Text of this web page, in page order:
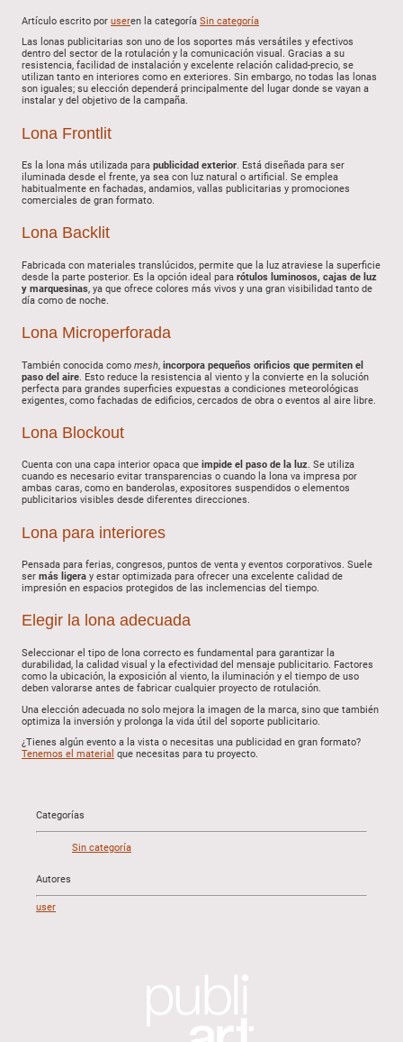
Artículo escrito por useren la categoría Sin categoría
Las lonas publicitarias son uno de los soportes más versátiles y efectivos
dentro del sector de la rotulación y la comunicación visual. Gracias a su
resistencia, facilidad de instalación y excelente relación calidad-precio, se
utilizan tanto en interiores como en exteriores. Sin embargo, no todas las lonas
son iguales; su elección dependerá principalmente del lugar donde se vayan a
instalar y del objetivo de la campaña.
Lona Frontlit
Es la lona más utilizada para publicidad exterior. Está diseñada para ser
iluminada desde el frente, ya sea con luz natural o artificial. Se emplea
habitualmente en fachadas, andamios, vallas publicitarias y promociones
comerciales de gran formato.
Lona Backlit
Fabricada con materiales translúcidos, permite que la luz atraviese la superficie
desde la parte posterior. Es la opción ideal para rótulos luminosos, cajas de luz
y marquesinas, ya que ofrece colores más vivos y una gran visibilidad tanto de
día como de noche.
Lona Microperforada
También conocida como mesh incorpora pequeños orificios que permiten el
paso del aire . Esto reduce la resistencia al viento y la convierte en la solución
perfecta para grandes superficies expuestas a condiciones meteorológicas
exigentes, como fachadas de edificios, cercados de obra o eventos al aire libre.
Lona Blockout
Cuenta con una capa interior opaca que impide el paso de la luz. Se utiliza
cuando es necesario evitar transparencias o cuando la lona va impresa por
ambas caras, como en banderolas, expositores suspendidos o elementos
publicitarios visibles desde diferentes direcciones.
Lona para interiores
Pensada para ferias, congresos, puntos de venta y eventos corporativos. Suele
ser más ligera y estar optimizada para ofrecer una excelente calidad de
impresión en espacios protegidos de las inclemencias del tiempo.
Elegir la lona adecuada
Seleccionar el tipo de lona correcto es fundamental para garantizar la
durabilidad, la calidad visual y la efectividad del mensaje publicitario. Factores
como la ubicación, la exposición al viento, la iluminación y el tiempo de uso
deben valorarse antes de fabricar cualquier proyecto de rotulación.
Una elección adecuada no solo mejora la imagen de la marca, sino que también
optimiza la inversión y prolonga la vida útil del soporte publicitario.
¿Tienes algún evento a la vista o necesitas una publicidad en gran formato?
Tenemos el material que necesitas para tu proyecto.
Categorías
Sin categoría
Autores
user